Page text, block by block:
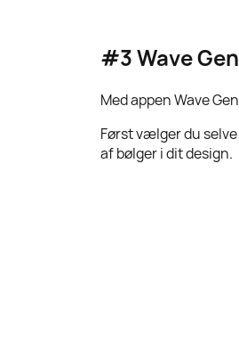
#3Wave
Med appen Wave
Først vælger du
af bølger i dit design.